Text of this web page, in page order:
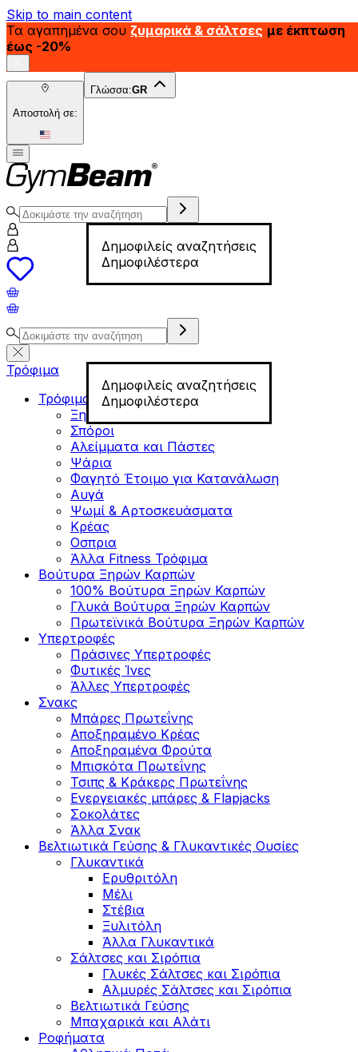
Skip to main content
Τα αγαπημένα σου ζυμαρικά & σάλτσες με έκπτωση
έως -20%
Αποστολή σε:
Γλώσσα:GR
Δημοφιλείς αναζητήσεις
Δημοφιλέστερα
Δημοφιλείς αναζητήσεις
Δημοφιλέστερα
Τρόφιμα
Τρόφιμα για Fitness
Ξηροί Καρποί
Σπόροι
Αλείμματα και Πάστες
Ψάρια
Φαγητό Έτοιμο για Κατανάλωση
Αυγά
Ψωμί & Αρτοσκευάσματα
Κρέας
Οσπρια
Άλλα Fitness Τρόφιμα
Βούτυρα Ξηρών Καρπών
100% Βούτυρα Ξηρών Καρπών
Γλυκά Βούτυρα Ξηρών Καρπών
Πρωτεϊνικά Βούτυρα Ξηρών Καρπών
Υπερτροφές
Πράσινες Υπερτροφές
Φυτικές Ίνες
Άλλες Υπερτροφές
Σνακς
Μπάρες Πρωτεΐνης
Αποξηραμένο Κρέας
Αποξηραμένα Φρούτα
Μπισκότα Πρωτεΐνης
Τσιπς & Kράκερς Πρωτεΐνης
Ενεργειακές μπάρες & Flapjacks
Σοκολάτες
Άλλα Σνακ
Βελτιωτικά Γεύσης & Γλυκαντικές Ουσίες
Γλυκαντικά
Ερυθριτόλη
Μέλι
Στέβια
Ξυλιτόλη
Άλλα Γλυκαντικά
Σάλτσες και Σιρόπια
Γλυκές Σάλτσες και Σιρόπια
Αλμυρές Σάλτσες και Σιρόπια
Bελτιωτικά Γεύσης
Μπαχαρικά και Αλάτι
Ροφήματα